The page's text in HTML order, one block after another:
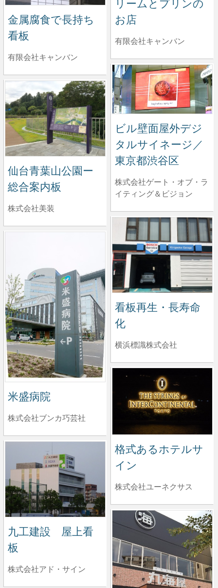
金属腐食で長持ち
看板
有限会社キャンバン
リームとプリンの
お店
有限会社キャンバン
ビル壁面屋外デジ
タルサイネージ／
東京都渋谷区
株式会社ゲート・オブ・ラ
イティング＆ビジョン
仙台青葉山公園ー
総合案内板
株式会社美装
看板再生・長寿命
化
横浜標識株式会社
米盛病院
株式会社ブンカ巧芸社
格式あるホテルサ
イン
株式会社ユーネクサス
九工建設 屋上看
板
株式会社アド・サイン